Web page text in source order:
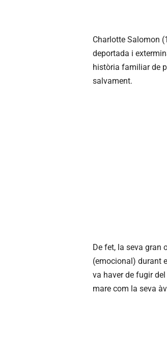
Charlotte Salomon
deportada i
història familiar de
salvament.
De fet, la seva gran
(emocional) durant
va haver de fugir
mare com la seva